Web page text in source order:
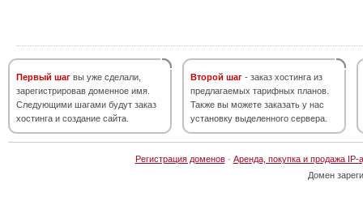
Первый шаг вы уже сделали,
зарегистрировав доменное имя.
Следующими шагами будут заказ
хостинга и создание сайта.
Второй шаг - заказ хостинга из
предлагаемых тарифных планов.
Также вы можете заказать у нас
установку выделенного сервера.
Регистрация доменов· Аренда, покупка и продажа IP-
Домен